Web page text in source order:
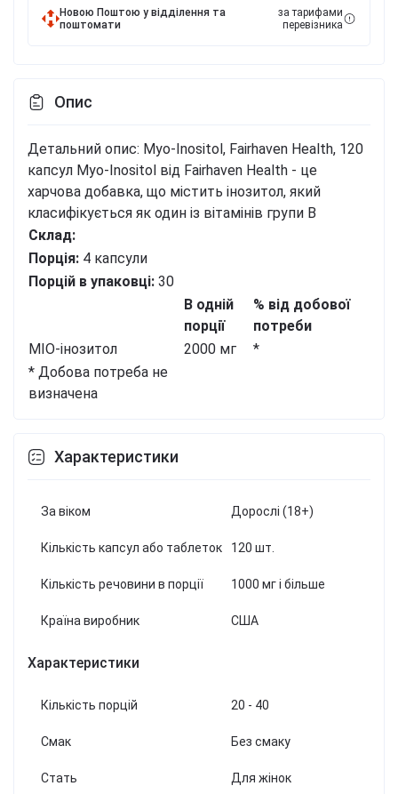
Новою Поштою у відділення та
поштомати
за тарифами
перевізника
Опис
Детальний опис: Myo-Inositol, Fairhaven Health, 120
капсул Myo-Inositol від Fairhaven Health - це
харчова добавка, що містить інозитол, який
класифікується як один із вітамінів групи B
Склад:
Порція: 4 капсули
Порцій в упаковці: 30
В одній
порції
% від добової
потреби
МІО-інозитол
2000 мг
*
* Добова потреба не
визначена
Характеристики
За віком Дорослі (18+)
Кількість капсул або таблеток 120 шт.
Кількість речовини в порції 1000 мг і більше
Країна виробник США
Характеристики
Кількість порцій 20 - 40
Смак Без смаку
Стать Для жінок